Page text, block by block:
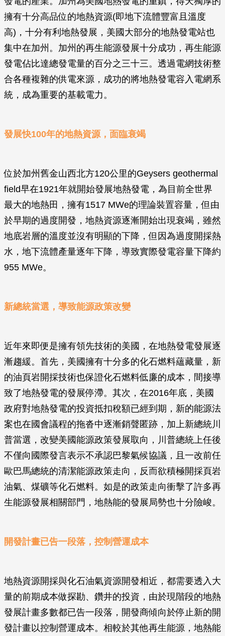
擁有十分高品位的地熱資源(即地下流體豐富且溫度
高)，十分有利地熱發展，美國大部分的地熱發電站也
集中在加州。加州的再生能源發展十分成功，再生能源
發電佔比達總發電量的百分之三十三。透過電網技術整
合各種複雜的供電來源，成功的將地熱發電容入電網系
統，成為重要的基載電力。
發展快100年的地熱資源，面臨衰竭
位於加州舊金山西北方120公里的Geysers geothermal
field早在1921年就開始發展地熱發電，為目前全世界
最大的地熱田，擁有1517 MWe的理論裝置容量，但由
於早期的過度開發，地熱資源逐漸開始出現衰竭，雖然
地底岩層的溫度並沒有明顯的下降，但因為過度開採熱
水，地下流體產量逐年下降，導致實際發電容量下降約
955 MWe。
新總統當選，導致能源政策改變
近年來即便是擁有領先技術的美國，在地熱發電發展逐
漸趨緩。首先，美國擁有十分多的化石燃料蘊藏量，新
的油頁岩開採技術也保證化石燃料低廉的成本，間接導
致了地熱發電的發展停滯。其次，在2016年底，美國
政府對地熱發電的投資抵扣稅額已經到期，新的能源法
案也在國會議程的拖沓中逐漸銷聲匿跡，加上新總統川
普當選，改變美國能源政策發展取向，川普總統上任後
不僅向國際發言表示不承認巴黎氣候協議，且一改前任
歐巴馬總統的清潔能源政策走向，反而欲積極開採頁岩
油氣、煤礦等化石燃料。如是的政策走向衝擊了許多再
生能源發展相關部門，地熱能的發展局勢也十分險峻。
開發計畫已告一段落，控制營運成本
地熱資源開採與化石油氣資源開發相近，都需要透入大
量的前期成本做探勘、鑽井的投資，由於現階段的地熱
發展計畫多數都已告一段落，開發商傾向於停止新的開
發計畫以控制營運成本。相較於其他再生能源，地熱能